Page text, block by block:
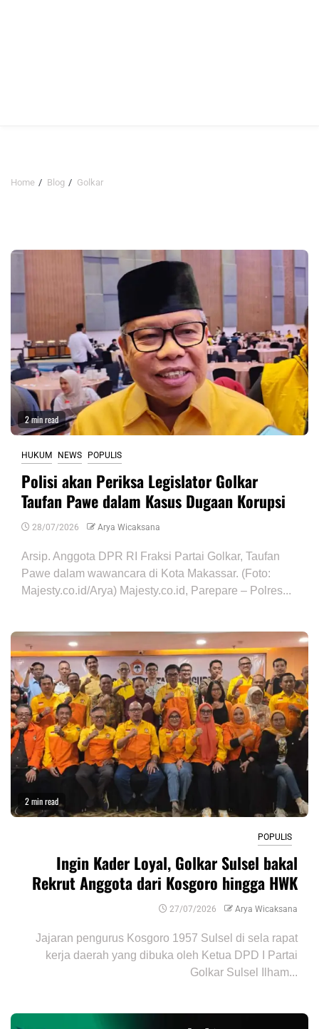
Home Blog Golkar
2 min read
HUKUM NEWS POPULIS
Polisi akan Periksa Legislator Golkar
Taufan Pawe dalam Kasus Dugaan Korupsi
28/07/2026 Arya Wicaksana
Arsip. Anggota DPR RI Fraksi Partai Golkar, Taufan
Pawe dalam wawancara di Kota Makassar. (Foto:
Majesty.co.id/Arya) Majesty.co.id, Parepare – Polres...
2 min read
POPULIS
Ingin Kader Loyal, Golkar Sulsel bakal
Rekrut Anggota dari Kosgoro hingga HWK
27/07/2026 Arya Wicaksana
Jajaran pengurus Kosgoro 1957 Sulsel di sela rapat
kerja daerah yang dibuka oleh Ketua DPD I Partai
Golkar Sulsel Ilham...